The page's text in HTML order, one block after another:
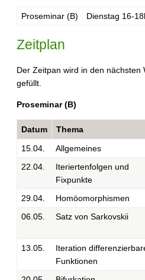
Proseminar (B) Dienstag 16-
Zeitplan
Der Zeitpan wird in den nächsten
gefüllt.
Proseminar (B)
Datum Thema
15.04.
Allgemeines
22.04.
Iteriertenfolgen und
Fixpunkte
29.04. Homöomorphismen
06.05.
Satz von Sarkovskii
13.05.
Iteration
Funktionen